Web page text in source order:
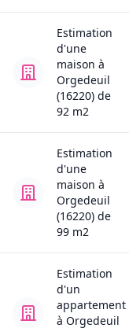
Estimation
d'une
maison à
Orgedeuil
(16220) de
92 m2
Estimation
d'une
maison à
Orgedeuil
(16220) de
99 m2
Estimation
d'un
appartement
à Orgedeuil